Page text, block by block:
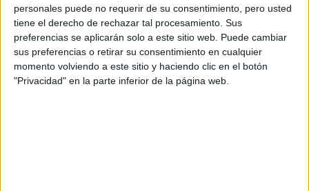
personales puede no requerir de su consentimiento, pero usted
tiene el derecho de rechazar tal procesamiento. Sus
preferencias se aplicarán solo a este sitio web. Puede cambiar
sus preferencias o retirar su consentimiento en cualquier
momento volviendo a este sitio y haciendo clic en el botón
"Privacidad" en la parte inferior de la página web.